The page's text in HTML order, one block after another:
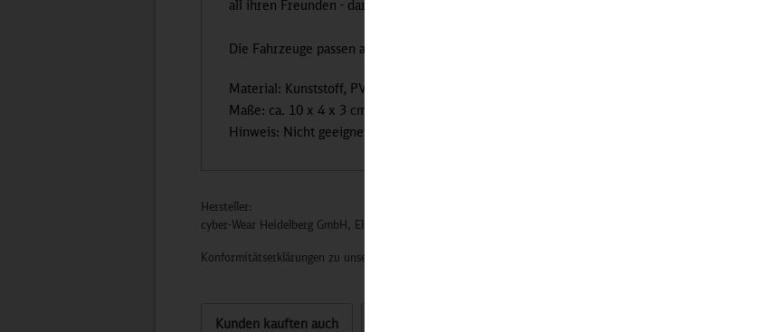
all ihren Freunden - darf diese niemals fehlen.
Die Fahrzeuge passen auf alle gängigen Holzschienen.
Material: Kunststoff, PVC-frei
Maße: ca. 10 x 4 x 3 cm
Hinweis: Nicht geeignet für Kinder unter 3 Jahren.
Hersteller:
cyber-Wear Heidelberg GmbH, Elsa-Brändström-Str. 4, 68229 Mannheim, Deutschland,
Konformitätserklärungen zu unseren Produkten finden Sie
Kunden kauften auch